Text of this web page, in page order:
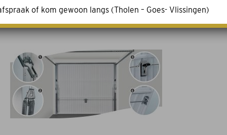
Brochure aanvragen
Over ons
Acties
Afspraak maken
Contact
of kom gewoon langs (Tholen – Goes- Vlissingen)